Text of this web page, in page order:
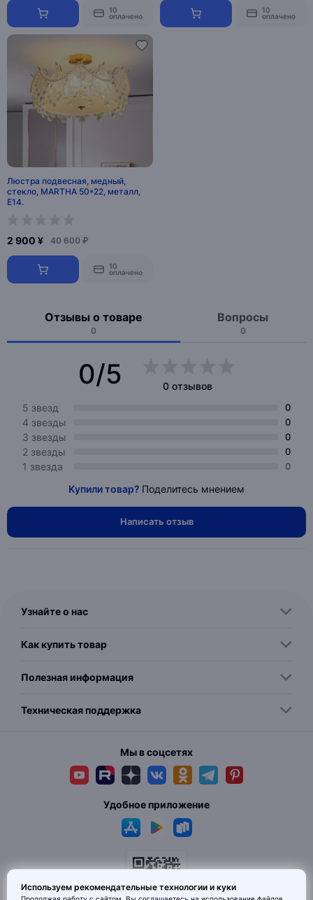
10
оплачено
10
оплачено
Люстра подвесная, медный,
стекло, MARTHA 50*22, металл,
E14.
2 900 ¥ 40 600 ₽
10
оплачено
Отзывы о товаре
0
Вопросы
0
0/5
0 отзывов
5 звезд
0
4 звезды 0
3 звезды 0
2 звезды 0
1 звезда 0
Купили товар? Поделитесь мнением
Написать отзыв
Узнайте о нас
Как купить товар
Полезная информация
Техническая поддержка
Мы в соцсетях
Удобное приложение
Используем рекомендательные технологии и куки